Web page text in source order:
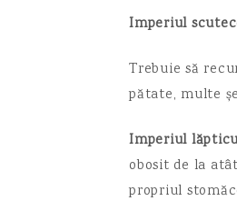
Imperiul
Trebuie să
pătate, multe
Imperiul
obosit de la
propriul